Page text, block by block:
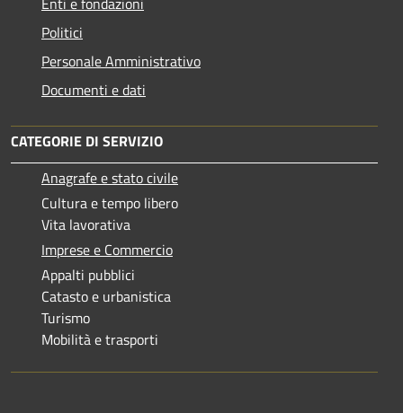
Politici
Personale Amministrativo
Documenti e dati
CATEGORIE DI SERVIZIO
Anagrafe e stato civile
Cultura e tempo libero
Vita lavorativa
Imprese e Commercio
Appalti pubblici
Catasto e urbanistica
Turismo
Mobilità e trasporti